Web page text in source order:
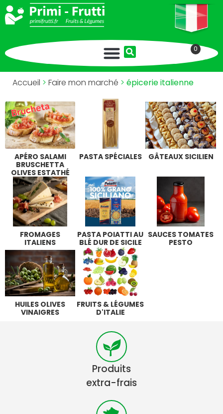
0
Accueil > Faire mon marché > épicerie italienne
APÉRO SALAMI
BRUSCHETTA
OLIVES ESTATHÉ
PASTA SPÉCIALES GÂTEAUX SICILIEN
FROMAGES
ITALIENS
PASTA POIATTI AU
BLÉ DUR DE SICILE
SAUCES TOMATES
PESTO
HUILES OLIVES
VINAIGRES
FRUITS & LÉGUMES
D'ITALIE
Produits
extra-frais